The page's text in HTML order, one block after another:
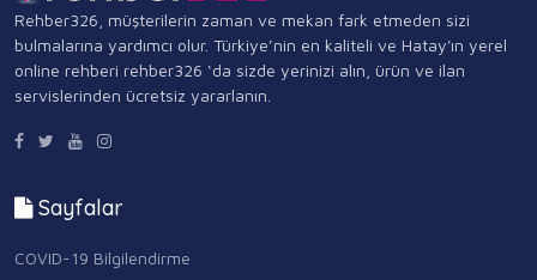
Rehber326, müşterilerin zaman ve mekan fark etmeden sizi
bulmalarına yardımcı olur. Türkiye’nin en kaliteli ve Hatay'ın yerel
online rehberi rehber326 ‘da sizde yerinizi alın, ürün ve ilan
servislerinden ücretsiz yararlanın.
Sayfalar
COVID-19 Bilgilendirme